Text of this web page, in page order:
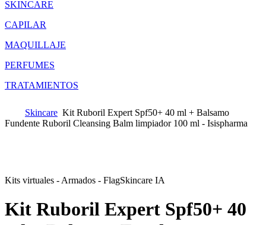
SKINCARE
CAPILAR
MAQUILLAJE
PERFUMES
TRATAMIENTOS
Skincare Kit Ruboril Expert Spf50+ 40 ml + Balsamo
Fundente Ruboril Cleansing Balm limpiador 100 ml - Isispharma
Kits virtuales - Armados - FlagSkincare IA
Kit Ruboril Expert Spf50+ 40